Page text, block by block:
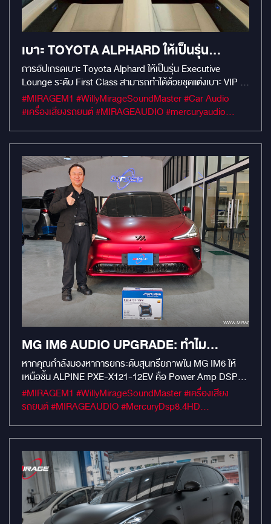
เบาะ TOYOTA ALPHARD ให้เป็นรุ่น
EXECUTIVE LOUNGE
การอัปเกรดเบาะ Toyota Alphard ให้เป็นรุ่น Executive
Lounge ระดับ First Class สามารถทำได้ด้วยชุดแต่งเบาะ VIP 2
ที่นั่งสไตล์ Lexus จาก Mirage Audio โดดเด่นด้วยวัสดุหนัง
Nappa แท้ ระบบเบาะปรับไฟฟ้าเต็มรูปแบบควบคุมผ่านจอสัมผัส
สูงสุด
#MIRAGEM1 #WillyMirageSoundMaster #Car Audio
#เครื่องเสียงรถยนต์ #MIRAGEAUDIO #mercuryaudio
MG IM6 AUDIO UPGRADE: ทำไม
ALPINE PXE-X121-12EV ถึงเป็นคำตอบ
สุดท้ายของคนรักเสียงเพลงในรถ EV
หากคุณกำลังมองหาการยกระดับสุนทรียภาพใน MG IM6 ให้
เหนือชั้น ALPINE PXE-X121-12EV คือ Power Amp DSP
12 แชนเนลที่ออกแบบมาเพื่อรถยนต์ไฟฟ้าโดยเฉพาะ ด้วย
มาตรฐาน Hi-Res Audio ที่เปลี่ยนห้องโดยสารเงียบๆ ของ EV
#MIRAGEM1 #WillyMirageSoundMaster #เครื่องเสียง
รถยนต์ #MIRAGEAUDIO #MercuryDsp8.4HD